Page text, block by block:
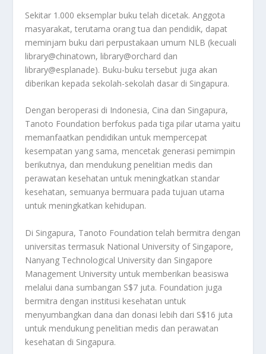
Sekitar 1.000 eksemplar buku telah dicetak. Anggota
masyarakat, terutama orang tua dan pendidik, dapat
meminjam buku dari perpustakaan umum NLB (kecuali
library@chinatown, library@orchard dan
library@esplanade). Buku-buku tersebut juga akan
diberikan kepada sekolah-sekolah dasar di Singapura.
Dengan beroperasi di Indonesia, Cina dan Singapura,
Tanoto Foundation berfokus pada tiga pilar utama yaitu
memanfaatkan pendidikan untuk mempercepat
kesempatan yang sama, mencetak generasi pemimpin
berikutnya, dan mendukung penelitian medis dan
perawatan kesehatan untuk meningkatkan standar
kesehatan, semuanya bermuara pada tujuan utama
untuk meningkatkan kehidupan.
Di Singapura, Tanoto Foundation telah bermitra dengan
universitas termasuk National University of Singapore,
Nanyang Technological University dan Singapore
Management University untuk memberikan beasiswa
melalui dana sumbangan S$7 juta. Foundation juga
bermitra dengan institusi kesehatan untuk
menyumbangkan dana dan donasi lebih dari S$16 juta
untuk mendukung penelitian medis dan perawatan
kesehatan di Singapura.